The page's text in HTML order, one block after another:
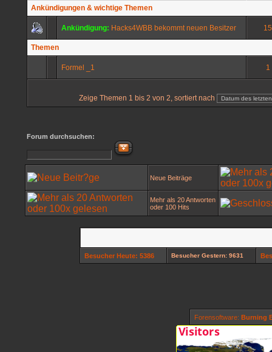
Ankündigungen & wichtige Themen
Ankündigung: Hacks4WBB bekommt neuen Besitzer 15
Themen
Formel _1 1
Zeige Themen 1 bis 2 von 2, sortiert nach
Forum durchsuchen:
Neue Beiträge
Mehr als 20 Antworten
oder 100 Hits
Besucher Heute: 5386 Besucher Gestern: 9631
Forensoftware: Burning